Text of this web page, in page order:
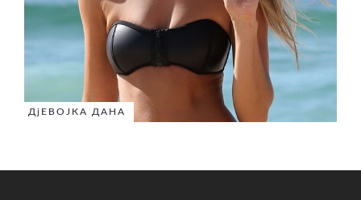
ДјЕВОЈКА ДАНА